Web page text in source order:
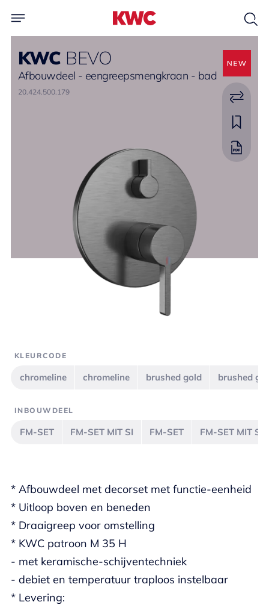
KWC BEVO
Afbouwdeel - eengreepsmengkraan - bad
20.424.500.179
* Afbouwdeel met decorset met functie-eenheid
* Uitloop boven en beneden
* Draaigreep voor omstelling
* KWC patroon M 35 H
- met keramische-schijventechniek
- debiet en temperatuur traploos instelbaar
* Levering:
KLEURCODE
chromeline chromeline brushed gold brushed
INBOUWDEEL
FM-SET FM-SET MIT SI FM-SET FM-SET MIT SI